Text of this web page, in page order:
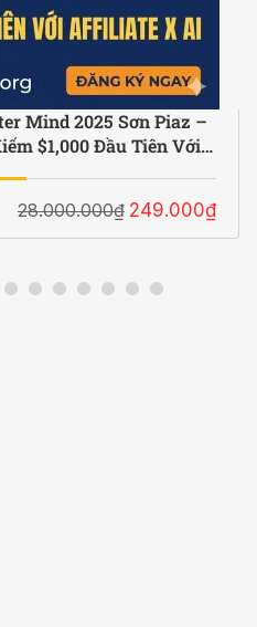
Mind 2025 Sơn Piaz –
$1,000 Đầu Tiên Với
28.000.000₫ 249.000₫